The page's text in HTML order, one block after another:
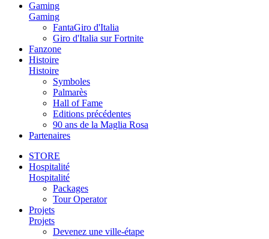
Gaming
Gaming
FantaGiro d'Italia
Giro d'Italia sur Fortnite
Fanzone
Histoire
Histoire
Symboles
Palmarès
Hall of Fame
Editions précédentes
90 ans de la Maglia Rosa
Partenaires
STORE
Hospitalité
Hospitalité
Packages
Tour Operator
Projets
Projets
Devenez une ville-étape